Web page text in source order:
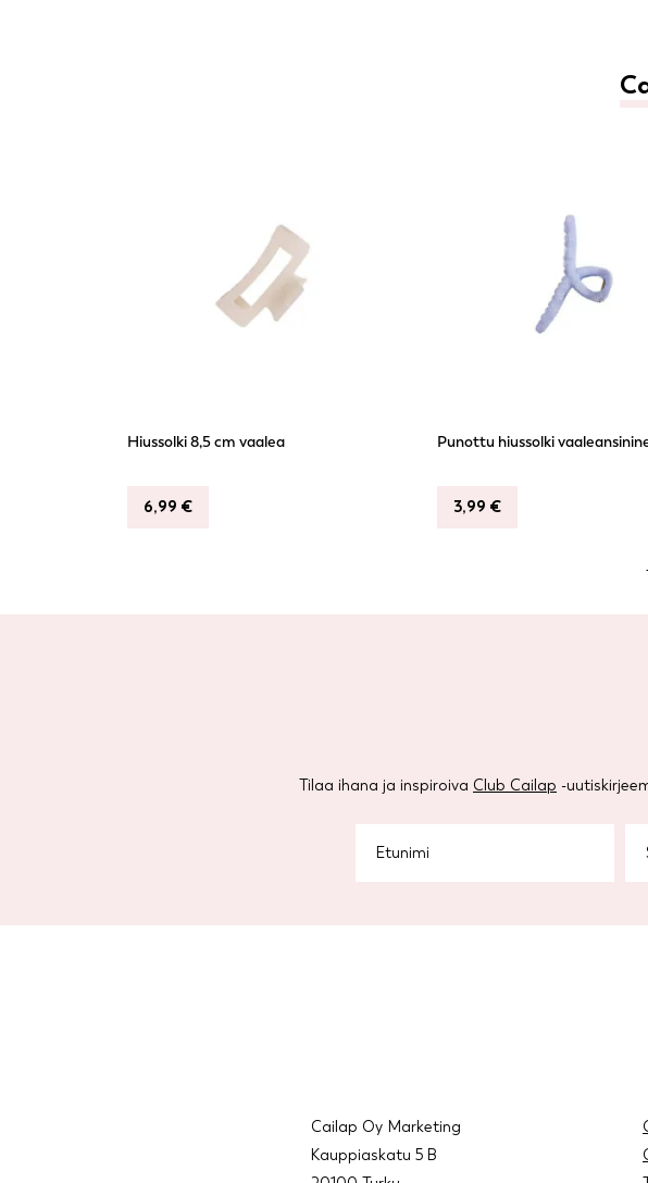
Hiussolki 8,5 cm vaalea
6,99 €
Punottu hiussolki
3,99 €
Tilaa ihana ja inspiroiva Club Cailap -
Cailap Oy Marketing
Kauppiaskatu 5 B